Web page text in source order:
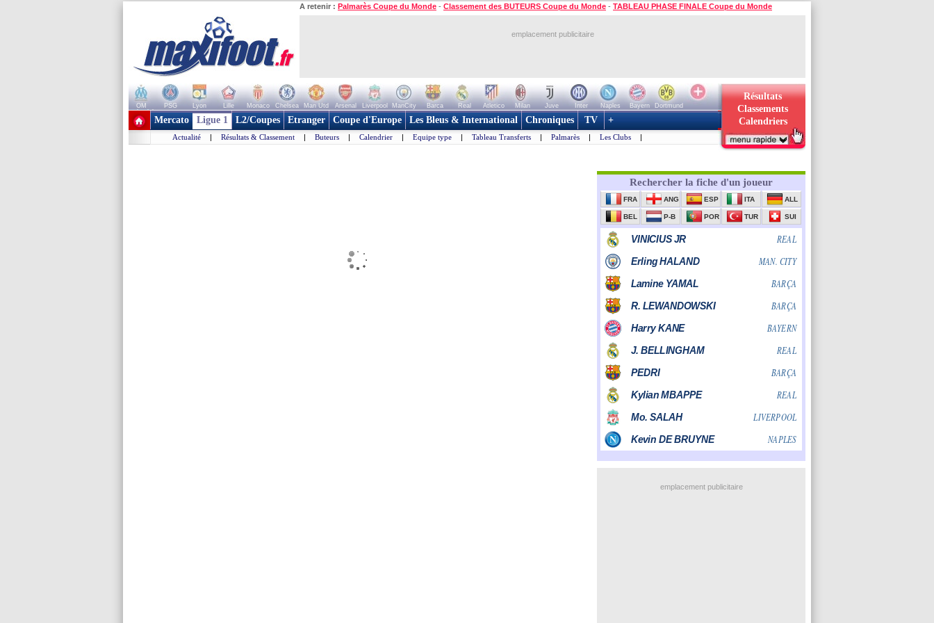
A retenir : Palmarès Coupe du Monde - Classement des BUTEURS Coupe du Monde - TABLEAU PHASE FINALE Coupe du Monde
emplacement publicitaire
OM PSG Lyon Lille Monaco Chelsea Man Utd Arsenal Liverpool ManCity Barca Real Atletico Milan Juve Inter Naples Bayern
Dortmund
+ de clubs
Résultats
Classements
Calendriers
Mercato Ligue 1 L2/Coupes Etranger Coupe d'Europe Les Bleus & International Chroniques TV +
Actualité | Résultats & Classement | Buteurs | Calendrier | Equipe type | Tableau Transferts | Palmarès | Les Clubs |
emplacement publicitaire